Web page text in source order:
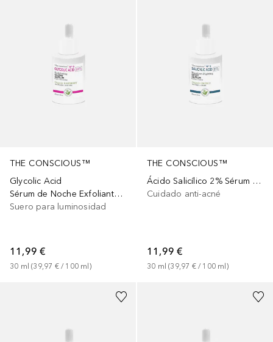
THE CONSCIOUS™
Glycolic Acid
Sérum de Noche Exfoliante con Ácido Glicólico
Suero para luminosidad
11,99 €
30 ml (39,97 € / 100 ml )
THE CONSCIOUS™
Ácido Salicílico 2% Sérum para Imperfecciones
Cuidado anti-acné
11,99 €
30 ml (39,97 € / 100 ml )